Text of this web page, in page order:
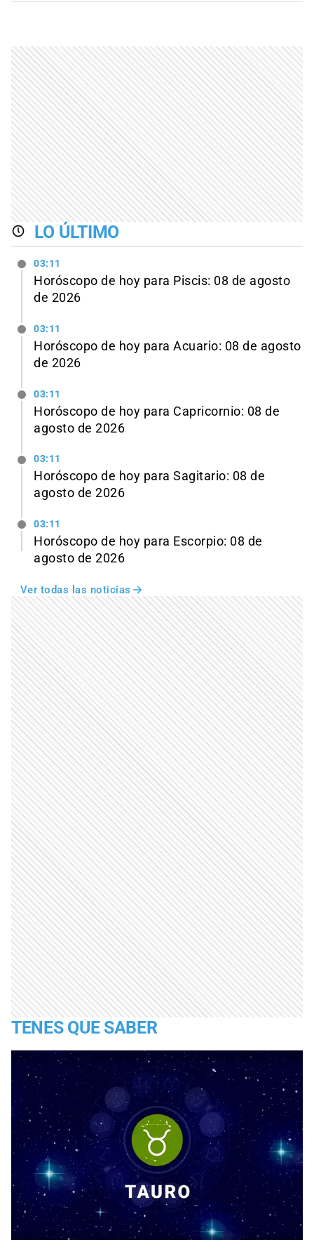
LO ÚLTIMO
03:11
Horóscopo de hoy para Piscis: 08 de agosto
de 2026
03:11
Horóscopo de hoy para Acuario: 08 de agosto
de 2026
03:11
Horóscopo de hoy para Capricornio: 08 de
agosto de 2026
03:11
Horóscopo de hoy para Sagitario: 08 de
agosto de 2026
03:11
Horóscopo de hoy para Escorpio: 08 de
agosto de 2026
Ver todas las noticias
TENES QUE SABER